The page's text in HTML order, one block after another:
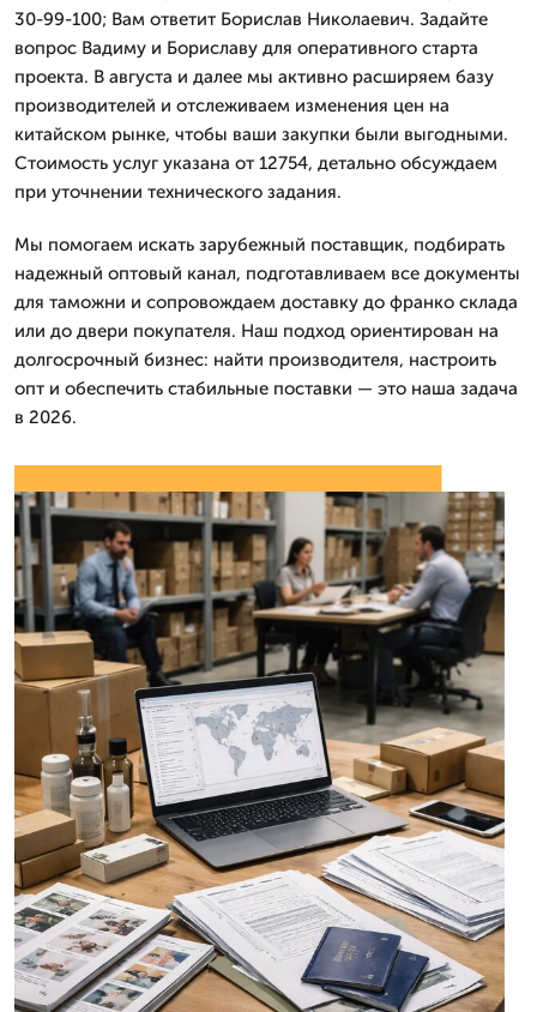
30-99-100; Вам ответит Борислав Николаевич. Задайте
вопрос Вадиму и Бориславу для оперативного старта
проекта. В августа и далее мы активно расширяем базу
производителей и отслеживаем изменения цен на
китайском рынке, чтобы ваши закупки были выгодными.
Стоимость услуг указана от 12754, детально обсуждаем
при уточнении технического задания.
Мы помогаем искать зарубежный поставщик, подбирать
надежный оптовый канал, подготавливаем все документы
для таможни и сопровождаем доставку до франко склада
или до двери покупателя. Наш подход ориентирован на
долгосрочный бизнес: найти производителя, настроить
опт и обеспечить стабильные поставки — это наша задача
в 2026.